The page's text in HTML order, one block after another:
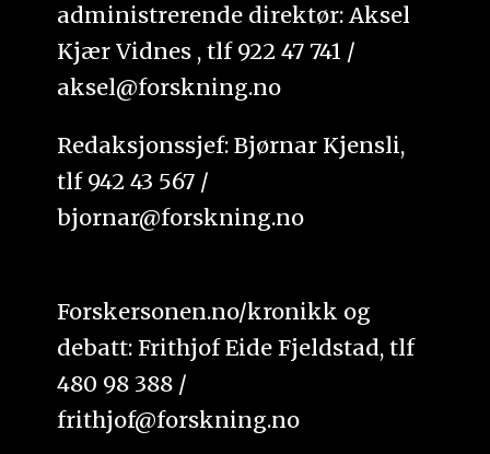
administrerende direktør: Aksel
Kjær Vidnes , tlf 922 47 741 /
aksel@forskning.no
Redaksjonssjef: Bjørnar Kjensli,
tlf 942 43 567 /
bjornar@forskning.no
Forskersonen.no/kronikk og
debatt: Frithjof Eide Fjeldstad, tlf
480 98 388 /
frithjof@forskning.no